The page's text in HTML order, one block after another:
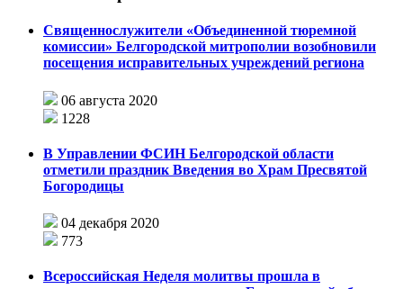
Священнослужители «Объединенной тюремной
комиссии» Белгородской митрополии возобновили
посещения исправительных учреждений региона
06 августа 2020
1228
В Управлении ФСИН Белгородской области
отметили праздник Введения во Храм Пресвятой
Богородицы
04 декабря 2020
773
Всероссийская Неделя молитвы прошла в